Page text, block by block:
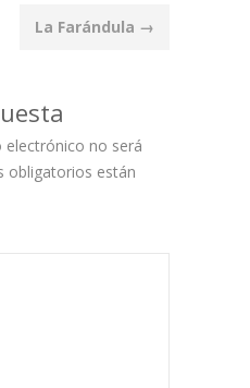
La Farándula →
electrónico no será
obligatorios están